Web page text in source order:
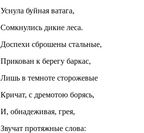
Уснула буйная ватага,
Сомкнулись дикие леса.
Доспехи сброшены стальные,
Прикован к берегу баркас,
Лишь в темноте сторожевые
Кричат, с дремотою борясь,
И, обнадеживая, грея,
Звучат протяжные слова: